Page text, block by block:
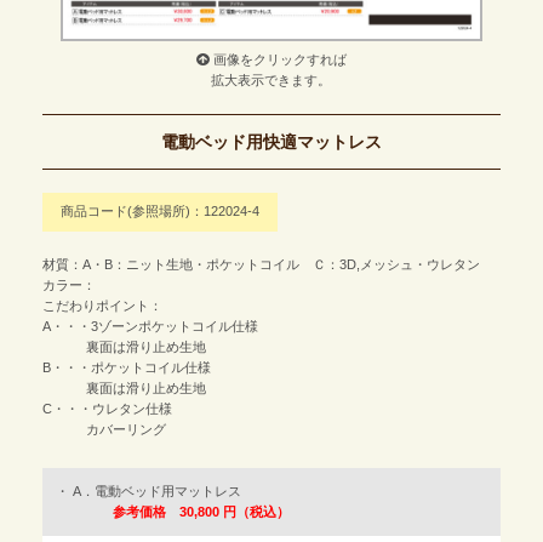
画像をクリックすれば
拡大表示できます。
電動ベッド用快適マットレス
商品コード(参照場所)：122024-4
材質：A・B：ニット生地・ポケットコイル Ｃ：3D,メッシュ・ウレタン
カラー：
こだわりポイント：
A・・・3ゾーンポケットコイル仕様
裏面は滑り止め生地
B・・・ポケットコイル仕様
裏面は滑り止め生地
C・・・ウレタン仕様
カバーリング
A．電動ベッド用マットレス
参考価格 30,800 円（税込）